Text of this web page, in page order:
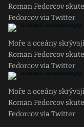
Roman Fedorcov
Fedorcov via Twitter
Moře a oceány
Roman Fedorcov
Fedorcov via Twitter
Moře a oceány
Roman Fedorcov
Fedorcov via Twitter